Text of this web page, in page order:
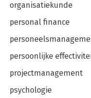
organisatiekunde
personal finance
persoonlijke
projectmanagement
psychologie